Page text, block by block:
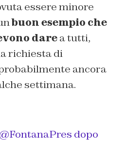
essere minore
buon esempio che
darea tutti,
richiesta di
ancora
settimana.
@FontanaPres dopo